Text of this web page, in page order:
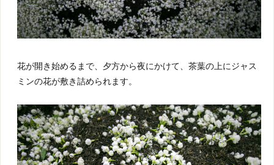
花が開き始めるまで、夕方から夜にかけて、茶葉の上にジャス
ミンの花が敷き詰められます。